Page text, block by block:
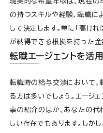
の持つスキルや経験、転職
して決定します。単に「高け
が納得できる根拠を持った金
転職エージェントを活用
転職時の給与交渉において、
る方は多いでしょう。エージ
事の紹介のほか、あなたの代
しい存在でもあります。しか